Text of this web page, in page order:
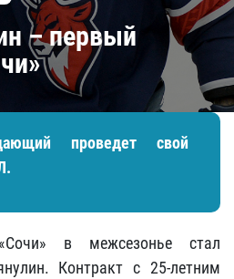
– первый
проведет свой
в межсезонье стал
Контракт с 25-летним